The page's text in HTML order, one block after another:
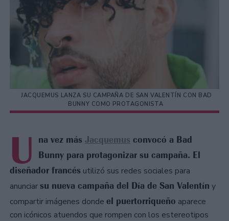
JACQUEMUS LANZA SU CAMPAÑA DE SAN VALENTÍN CON BAD
BUNNY COMO PROTAGONISTA
U na vez más Jacquemus convocó a Bad
Bunny para protagonizar su campaña. El
diseñador francés utilizó sus redes sociales para
anunciar su nueva campaña del Día de San Valentín y
compartir imágenes donde el puertorriqueño aparece
con icónicos atuendos que rompen con los estereotipos